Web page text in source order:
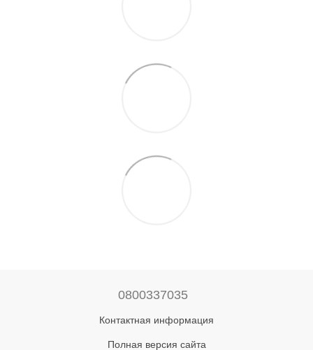
0800337035
Контактная информация
Полная версия сайта